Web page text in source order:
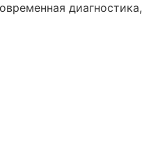
диагностика,